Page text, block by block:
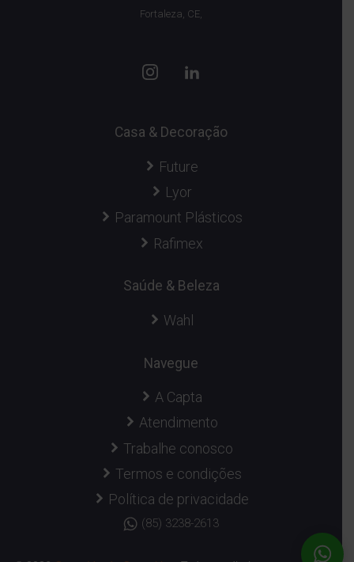
Fortaleza, CE,
Casa & Decoração
Future
Lyor
Paramount Plásticos
Rafimex
Saúde & Beleza
Wahl
Navegue
A Capta
Atendimento
Trabalhe conosco
Termos e condições
Política de privacidade
(85) 3238-2613